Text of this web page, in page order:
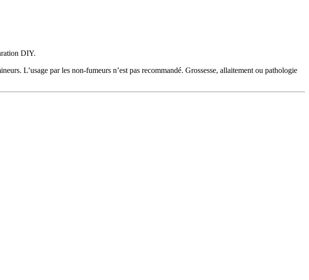
DIY.
L’usage par les non‑fumeurs n’est pas recommandé. Grossesse, allaitement ou pathologie